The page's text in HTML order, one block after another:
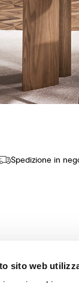
sito web
Spedizione in
negozio di
innovativo e